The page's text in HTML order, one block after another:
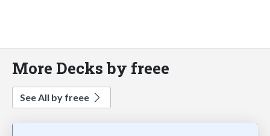
More Decks by freee
See All by freee